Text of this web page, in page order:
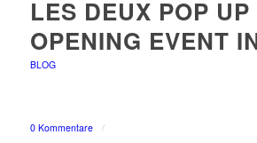
LES DEUX POP UP
OPENING EVENT
BLOG
0 Kommentare /